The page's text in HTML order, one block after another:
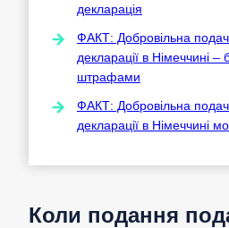
декларація
ФАКТ: Добровільна
декларації в Німеччині –
штрафами
ФАКТ: Добровільна
декларації в Німеччині
Коли подання